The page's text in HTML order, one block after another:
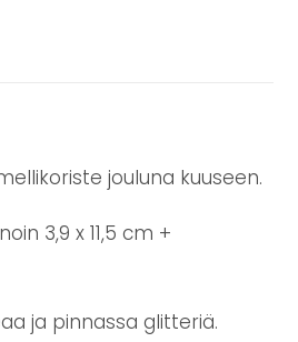
jouluna kuuseen.
3,9 x 11,5 cm +
ja pinnassa glitteriä.